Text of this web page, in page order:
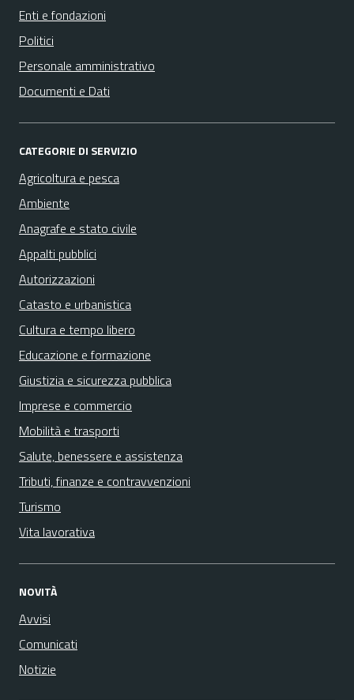
Enti e fondazioni
Politici
Personale amministrativo
Documenti e Dati
CATEGORIE DI SERVIZIO
Agricoltura e pesca
Ambiente
Anagrafe e stato civile
Appalti pubblici
Autorizzazioni
Catasto e urbanistica
Cultura e tempo libero
Educazione e formazione
Giustizia e sicurezza pubblica
Imprese e commercio
Mobilità e trasporti
Salute, benessere e assistenza
Tributi, finanze e contravvenzioni
Turismo
Vita lavorativa
NOVITÀ
Avvisi
Comunicati
Notizie